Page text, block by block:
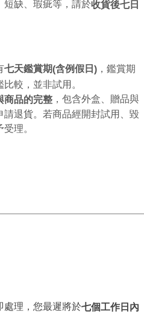
短缺、瑕疵等，請於收貨後七日
七天鑑賞期(含例假日 ) ，鑑賞期
較，並非試用。
商品的完整 ，包含外盒、贈品與
請退貨。若商品經開封試用、毀
理。
處理，您最遲將於七個工作日內